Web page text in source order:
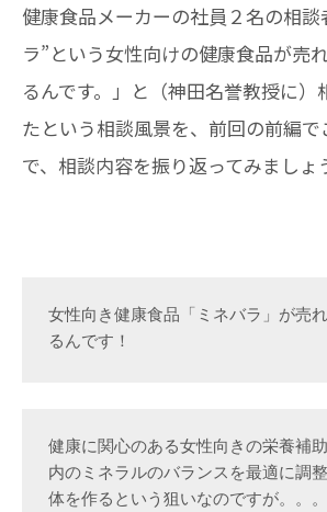
健康食品メーカーの社員２名の相談
ラ”という女性向けの健康食品が売
るんです。」と（神田名誉教授に
たという相談風景を、前回の前編
で、相談内容を振り返ってみましょ
女性向き健康食品「ミネバラ」が売
るんです！
健康に関心のある女性向きの栄養補
内のミネラルのバランスを最適に調
体を作るという狙いなのですが。。